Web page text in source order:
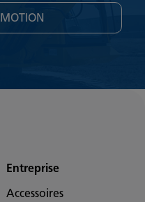
Entreprise
Accessoires